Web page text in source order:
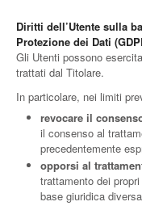
Diritti dell’Utente sulla
Protezione dei Dati
Gli Utenti possono
trattati dal Titolare.
In particolare, nei limiti
revocare il
il consenso al
precedentemente
opporsi al
trattamento dei
base giuridica